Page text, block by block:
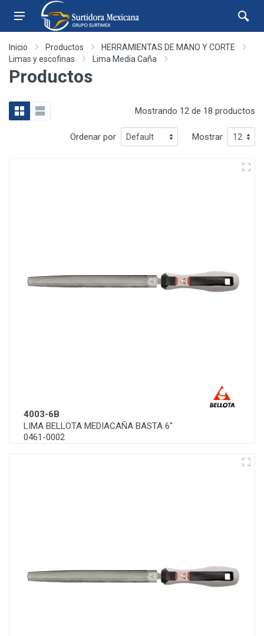
Inicio Productos
HERRAMIENTAS DE MANO Y CORTE
Limas y escofinas
Lima Media Caña
Productos
Mostrando 12 de 18 productos
Ordenar por Mostrar
4003-6B
LIMA BELLOTA MEDIACAÑA BASTA 6"
0461-0002